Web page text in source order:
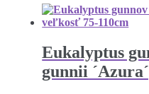
Eukalyptus
gunnii